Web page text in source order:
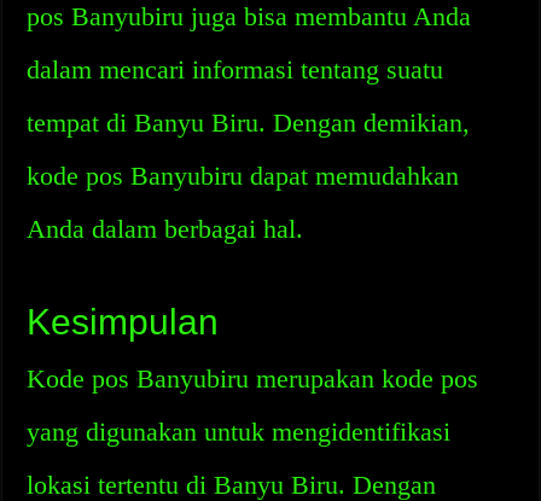
pos Banyubiru juga bisa membantu Anda
dalam mencari informasi tentang suatu
tempat di Banyu Biru. Dengan demikian,
kode pos Banyubiru dapat memudahkan
Anda dalam berbagai hal.
Kesimpulan
Kode pos Banyubiru merupakan kode pos
yang digunakan untuk mengidentifikasi
lokasi tertentu di Banyu Biru. Dengan